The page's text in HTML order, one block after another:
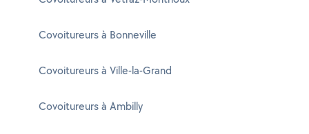
Covoitureurs à Bonneville
Covoitureurs à Ville-la-Grand
Covoitureurs à Ambilly